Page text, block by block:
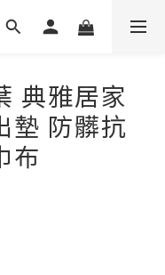
典雅居家
墊 防髒抗
布